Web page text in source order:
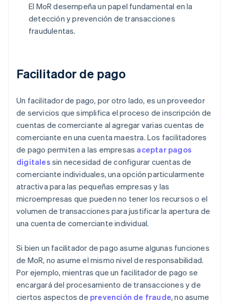
El MoR desempeña un papel fundamental en la
detección y prevención de transacciones
fraudulentas.
Facilitador de pago
Un facilitador de pago, por otro lado, es un proveedor
de servicios que simplifica el proceso de inscripción de
cuentas de comerciante al agregar varias cuentas de
comerciante en una cuenta maestra. Los facilitadores
de pago permiten a las empresas aceptar pagos
digitales sin necesidad de configurar cuentas de
comerciante individuales, una opción particularmente
atractiva para las pequeñas empresas y las
microempresas que pueden no tener los recursos o el
volumen de transacciones para justificar la apertura de
una cuenta de comerciante individual.
Si bien un facilitador de pago asume algunas funciones
de MoR, no asume el mismo nivel de responsabilidad.
Por ejemplo, mientras que un facilitador de pago se
encargará del procesamiento de transacciones y de
ciertos aspectos de prevención de fraude, no asume